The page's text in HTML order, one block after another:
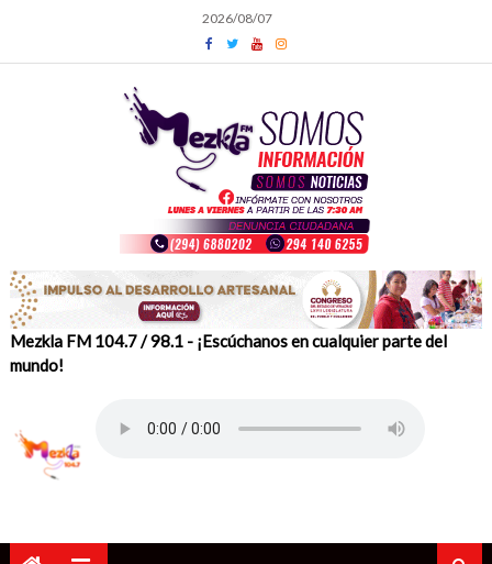
content
2026/08/07
Mezkla FM 104.7 / 98.1 - ¡Escúchanos en cualquier parte del
mundo!